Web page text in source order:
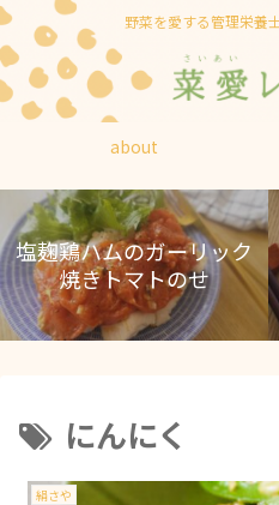
野菜を愛する管理栄養
about
塩麹鶏ハムのガーリック
焼きトマトのせ
にんにく
絹さや